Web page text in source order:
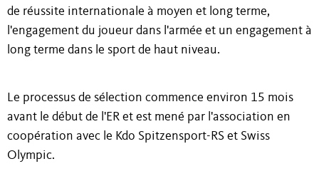
de réussite internationale à moyen et long terme,
l'engagement du joueur dans l'armée et un engagement à
long terme dans le sport de haut niveau.
Le processus de sélection commence environ 15 mois
avant le début de l'ER et est mené par l'association en
coopération avec le Kdo Spitzensport-RS et Swiss
Olympic.